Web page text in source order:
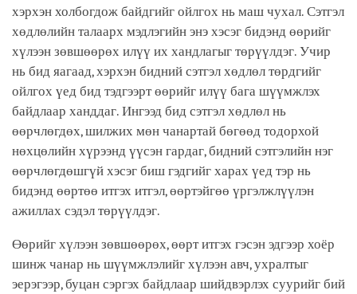
хэрхэн холбогдож байдгийг ойлгох нь маш чухал. Сэтгэл
хөдлөлийн талаарх мэдлэгийн энэ хэсэг бидэнд өөрийг
хүлээн зөвшөөрөх илүү их хандлагыг төрүүлдэг. Учир
нь бид яагаад, хэрхэн бидний сэтгэл хөдлөл төрдгийг
ойлгох үед бид тэдгээрт өөрийг илүү бага шүүмжлэх
байдлаар ханддаг. Ингээд бид сэтгэл хөдлөл нь
өөрчлөгдөх, шилжих мөн чанартай бөгөөд тодорхой
нөхцөлийн хүрээнд үүсэн гардаг, бидний сэтгэлийн нэг
өөрчлөгдөшгүй хэсэг биш гэдгийг харах үед тэр нь
бидэнд өөртөө итгэх итгэл, өөртэйгөө үргэлжлүүлэн
ажиллах сэдэл төрүүлдэг.
Өөрийг хүлээн зөвшөөрөх, өөрт итгэх гэсэн эдгээр хоёр
шинж чанар нь шүүмжлэлийг хүлээн авч, ухралтыг
эерэгээр, буцан сэргэх байдлаар шийдвэрлэх суурийг бий